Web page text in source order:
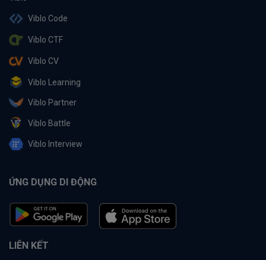
Viblo Code
Viblo CTF
Viblo CV
Viblo Learning
Viblo Partner
Viblo Battle
Viblo Interview
ỨNG DỤNG DI ĐỘNG
LIÊN KẾT